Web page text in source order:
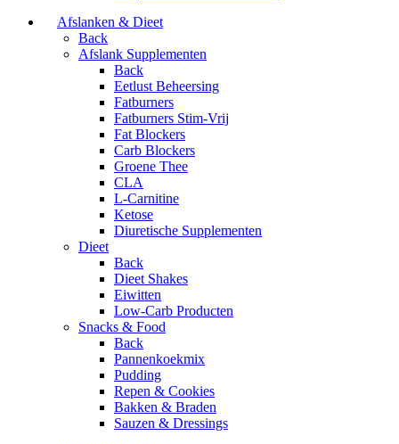
Afslanken & Dieet
Back
Afslank Supplementen
Back
Eetlust Beheersing
Fatburners
Fatburners Stim-Vrij
Fat Blockers
Carb Blockers
Groene Thee
CLA
L-Carnitine
Ketose
Diuretische Supplementen
Dieet
Back
Dieet Shakes
Eiwitten
Low-Carb Producten
Snacks & Food
Back
Pannenkoekmix
Pudding
Repen & Cookies
Bakken & Braden
Sauzen & Dressings